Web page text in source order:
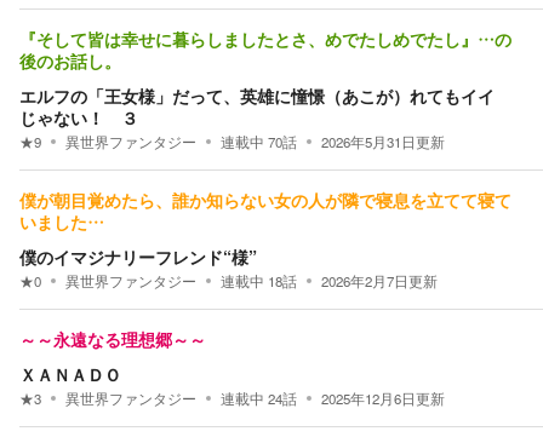
『そして皆は幸せに暮らしましたとさ、めでたしめでたし』…の
後のお話し。
エルフの「王女様」だって、英雄に憧憬（あこが）れてもイイ
じゃない！ ３
★9 異世界ファンタジー 連載中 70話 2026年5月31日更新
僕が朝目覚めたら、誰か知らない女の人が隣で寝息を立てて寝て
いました…
僕のイマジナリーフレンド“様”
★0 異世界ファンタジー 連載中 18話 2026年2月7日更新
～～永遠なる理想郷～～
ＸＡＮＡＤＯ
★3 異世界ファンタジー 連載中 24話 2025年12月6日更新